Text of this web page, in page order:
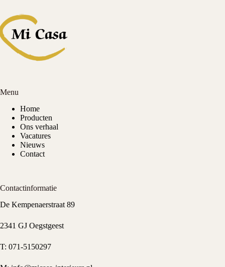
Menu
Home
Producten
Ons verhaal
Vacatures
Nieuws
Contact
Contactinformatie
De Kempenaerstraat 89
2341 GJ Oegstgeest
T: 071-5150297